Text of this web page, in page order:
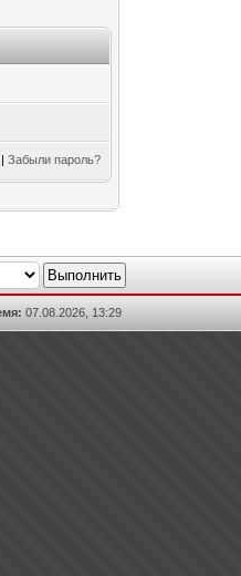
|Забыли пароль?
07.08.2026, 13:29